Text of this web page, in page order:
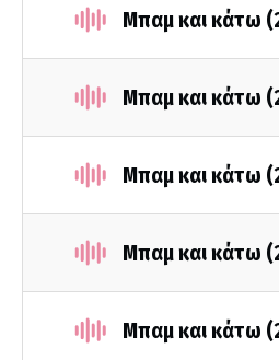
Μπαμ και κάτω
Μπαμ και κάτω
Μπαμ και κάτω
Μπαμ και κάτω
Μπαμ και κάτω